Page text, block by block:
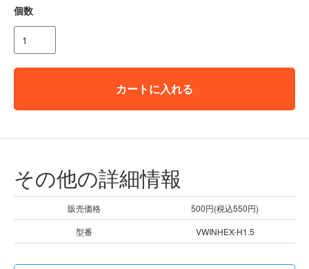
個数
カートに入れる
その他の詳細情報
販売価格
500円(税込550円)
型番
VWINHEX-H1.5